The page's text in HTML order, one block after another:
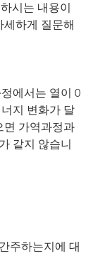
시는 내용이
세하게 질문해
에서는 열이 0
지 변화가 달
면 가역과정과
같지 않습니
주하는지에 대